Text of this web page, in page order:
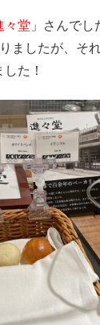
々堂 」さんでし
ましたが、そ
た！